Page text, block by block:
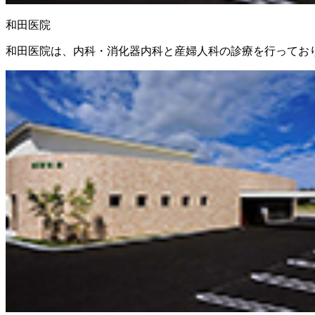
和田医院
和田医院は、内科・消化器内科と産婦人科の診療を行ってお